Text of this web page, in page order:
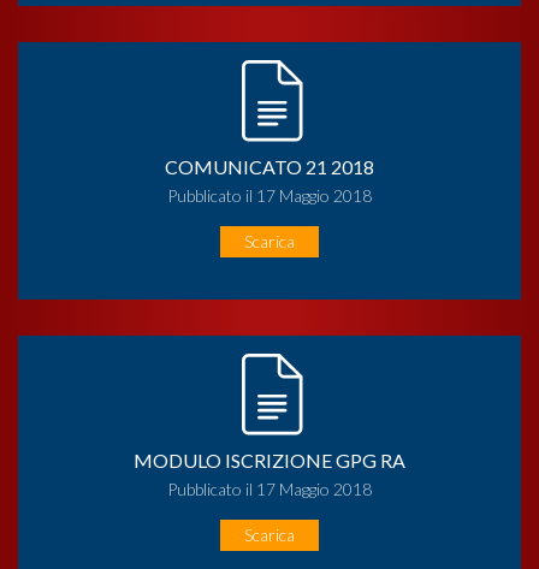
COMUNICATO 21 2018
Pubblicato il 17 Maggio 2018
Scarica
MODULO ISCRIZIONE GPG RA
Pubblicato il 17 Maggio 2018
Scarica